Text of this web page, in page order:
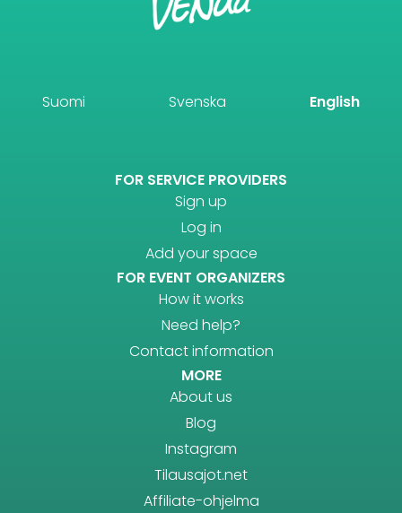
Suomi Svenska English
FOR SERVICE PROVIDERS
Sign up
Log in
Add your space
FOR EVENT ORGANIZERS
How it works
Need help?
Contact information
MORE
About us
Blog
Instagram
Tilausajot.net
Affiliate-ohjelma